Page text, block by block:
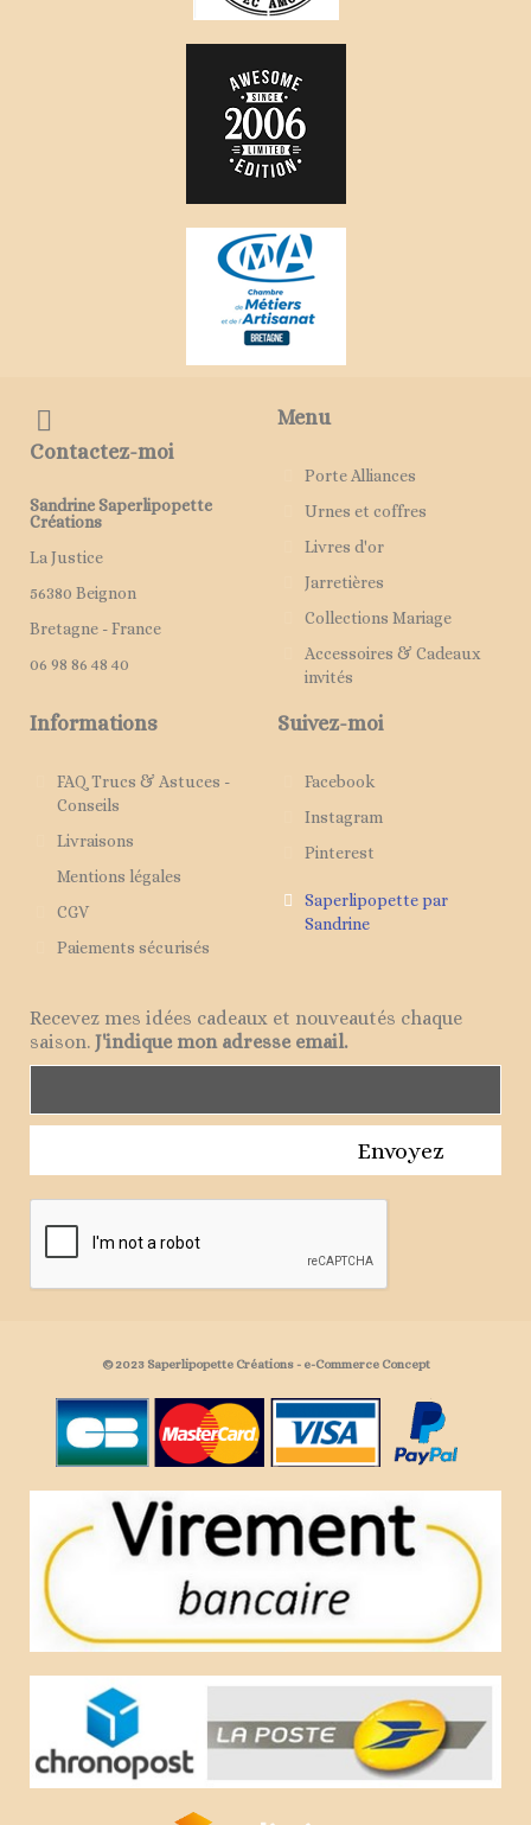
Contactez-moi
Sandrine Saperlipopette
Créations
La Justice
56380 Beignon
Bretagne - France
06 98 86 48 40
Menu
Porte Alliances
Urnes et coffres
Livres d'or
Jarretières
Collections Mariage
Accessoires & Cadeaux
invités
Informations
FAQ Trucs & Astuces -
Conseils
Livraisons
Mentions légales
CGV
Paiements sécurisés
Suivez-moi
Facebook
Instagram
Pinterest
Saperlipopette par
Sandrine
Recevez mes idées cadeaux et nouveautés chaque
saison. J'indique mon adresse email.
Envoyez
© 2023 Saperlipopette Créations - e-Commerce Concept